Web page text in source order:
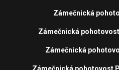
Zámečnická
Zámečnická
Zámečnická